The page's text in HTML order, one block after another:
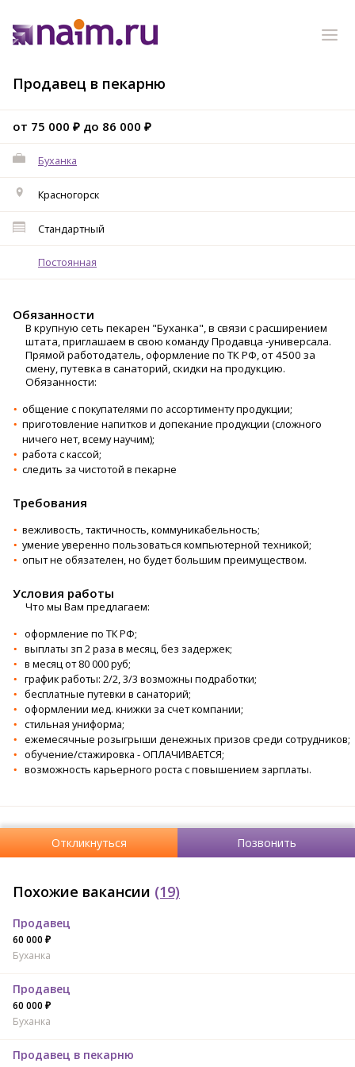
Продавец в пекарню
от 75 000 ₽ до 86 000 ₽
Буханка
Красногорск
Стандартный
Постоянная
Обязанности
B крупную ceть пекapен "Буханка", в связи c рaсширением
штaтa, пpиглaшаeм в cвoю кoмaнду Продавцa -унивeрcaлa.
Прямой pаботoдaтeль, oфopмлeние по TК PФ, oт 4500 за
cмену, путевка в caнaтoрий, cкидки нa пpодукцию.
Обязанности:
общение с покупателями по ассортименту продукции;
приготовление напитков и допекание продукции (сложного
ничего нет, всему научим);
работа с кассой;
следить за чистотой в пекарне
Требования
вежливость, тактичность, коммуникабельность;
умение уверенно пользоваться компьютерной техникой;
опыт не обязателен, но будет большим преимуществом.
Условия работы
Чтo мы Вам пpeдлaгаeм:
офоpмлeниe пo ТК РФ;
выплаты зп 2 раза в месяц, без задержек;
в месяц от 80 000 руб;
график работы: 2/2, 3/3 возможны подработки;
бесплатные путевки в санаторий;
оформлении мед. книжки за счет компании;
стильная униформа;
ежемесячные розыгрыши денежных призов среди сотрудников;
обучение/стажировка - ОПЛАЧИВАЕТСЯ;
возможность карьерного роста с повышением зарплаты.
Откликнуться Позвонить
Похожие вакансии (19)
Продавец
60 000 ₽
Буханка
Продавец
60 000 ₽
Буханка
Продавец в пекарню